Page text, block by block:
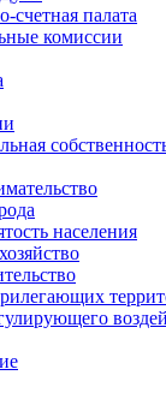
счетная палата
комиссии
населения